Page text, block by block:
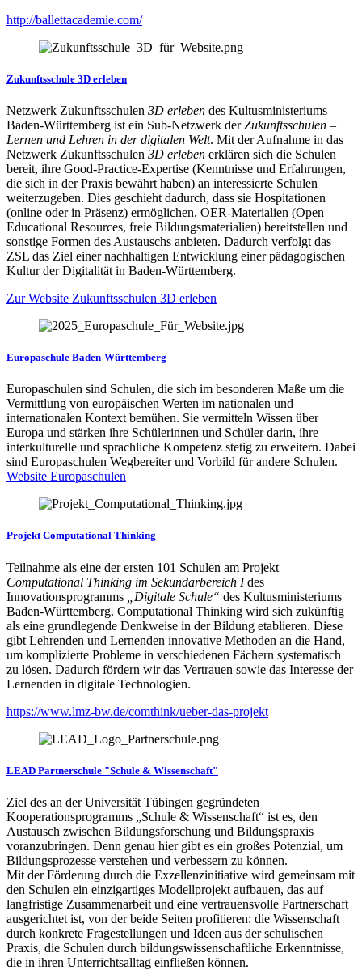
http://ballettacademie.com/
Zukunftsschule 3D erleben
Netzwerk Zukunftsschulen 3D erleben des Kultusministeriums
Baden-Württemberg ist ein Sub-Netzwerk derZukunftsschulen –
Lernen und Lehren in der digitalen Welt. Mit der Aufnahme in das
Netzwerk Zukunftsschulen 3D erleben erklären sich die Schulen
bereit, ihre Good-Practice-Expertise (Kenntnisse und Erfahrungen,
die sich in der Praxis bewährt haben) an interessierte Schulen
weiterzugeben. Dies geschieht dadurch, dass sie Hospitationen
(online oder in Präsenz) ermöglichen, OER-Materialien (Open
Educational Resources, freie Bildungsmaterialien) bereitstellen und
sonstige Formen des Austauschs anbieten. Dadurch verfolgt das
ZSL das Ziel einer nachhaltigen Entwicklung einer pädagogischen
Kultur der Digitalität in Baden-Württemberg.
Zur Website Zukunftsschulen 3D erleben
Europaschule Baden-Württemberg
Europaschulen sind Schulen, die sich im besonderen Maße um die
Vermittlung von europäischen Werten im nationalen und
internationalen Kontext bemühen. Sie vermitteln Wissen über
Europa und stärken ihre Schülerinnen und Schüler darin, ihre
interkulturelle und sprachliche Kompetenz stetig zu erweitern. Dabei
sind Europaschulen Wegbereiter und Vorbild für andere Schulen.
Website Europaschulen
Projekt Computational Thinking
Teilnahme als eine der ersten 101 Schulen am Projekt
Computational Thinking im Sekundarbereich Ides
Innovationsprogramms
„Digitale Schule“ des Kultusministeriums
Baden-Württemberg. Computational Thinking wird sich zukünftig
als eine grundlegende Denkweise in der Bildung etablieren. Diese
gibt Lehrenden und Lernenden innovative Methoden an die Hand,
um komplizierte Probleme in verschiedenen Fächern systematisch
zu lösen. Dadurch fördern wir das Vertrauen sowie das Interesse der
Lernenden in digitale Technologien.
https://www.lmz-bw.de/comthink/ueber-das-projekt
LEAD Partnerschule "Schule & Wissenschaft"
Ziel des an der Universität Tübingen gegründeten
Kooperationsprogramms „Schule & Wissenschaft“ ist es, den
Austausch zwischen Bildungsforschung und Bildungspraxis
voranzubringen. Denn genau hier gibt es ein großes Potenzial, um
Bildungsprozesse verstehen und verbessern zu können.
Mit der Förderung durch die Exzellenzinitiative wird gemeinsam mit
den Schulen ein einzigartiges Modellprojekt aufbauen, das auf
langfristige Zusammenarbeit und eine vertrauensvolle Partnerschaft
ausgerichtet ist, von der beide Seiten profitieren: die Wissenschaft
durch konkrete Fragestellungen und Ideen aus der schulischen
Praxis, die Schulen durch bildungswissenschaftliche Erkenntnisse,
die in ihren Unterrichtsalltag einfließen können.